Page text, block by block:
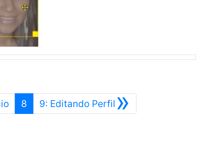
Anterior
8 »
9: Editando Perfil Siguiente